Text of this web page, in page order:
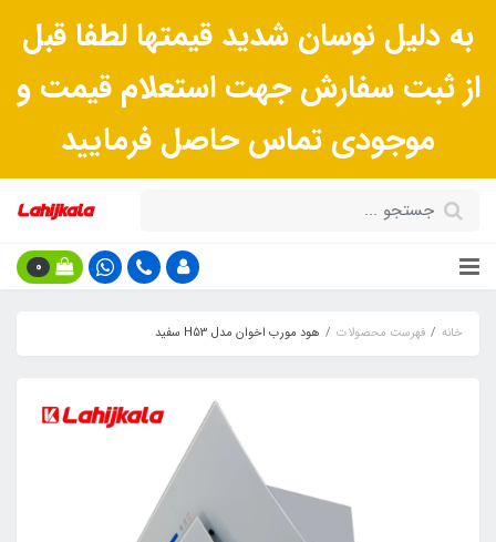
به دلیل نوسان شدید قیمتها لطفا قبل
از ثبت سفارش جهت استعلام قیمت و
موجودی تماس حاصل فرمایید
0
خانه فهرست محصولات هود مورب اخوان مدل H53 سفید